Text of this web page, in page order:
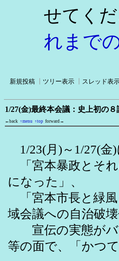
せてくだ
れまで
新規投稿 ツリー表示 スレッド表
1/27(金)最終本会議：史上初の
←back ↑menu ↑top forward→
1/23(月)～1/27(金
「宮本暴政とそ
になった」、
「宮本市長と緑
域会議への自治破
宣伝の実態がバ
等の面で、「かつ